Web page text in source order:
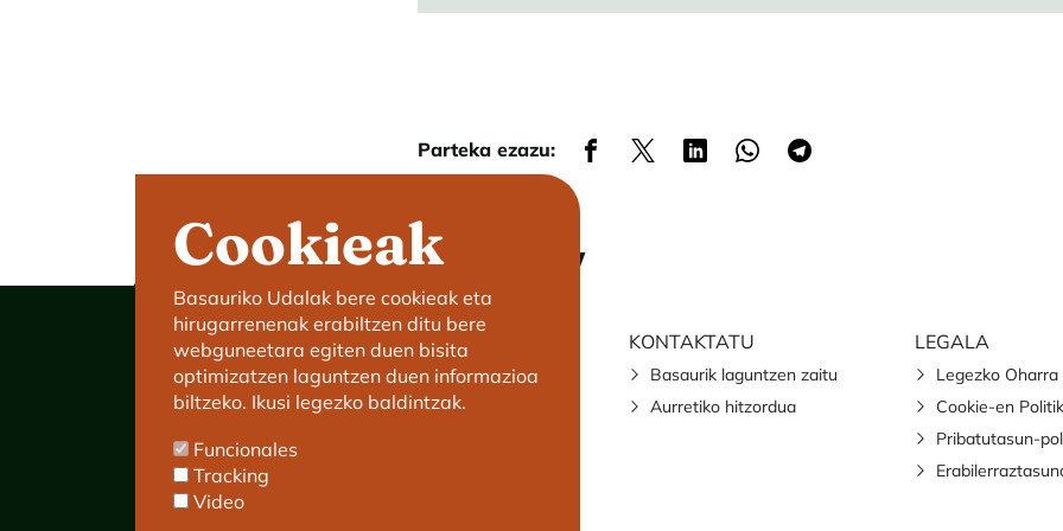
Parteka ezazu:
Cookieak
Basauriko Udalak bere cookieak eta
hirugarrenenak erabiltzen ditu bere
webguneetara egiten duen bisita
optimizatzen laguntzen duen informazioa
biltzeko. Ikusi legezko baldintzak.
Funcionales
Tracking
Video
C/ Kareaga Goikoa 52.
P.K.:48970 Basauri.
Tlfn.: 94 466 63 00
KONTAKTATU
Basaurik laguntzen zaitu
Aurretiko hitzordua
LEGALA
Legezko Oharra
Cookie-en
Pribatutasun-